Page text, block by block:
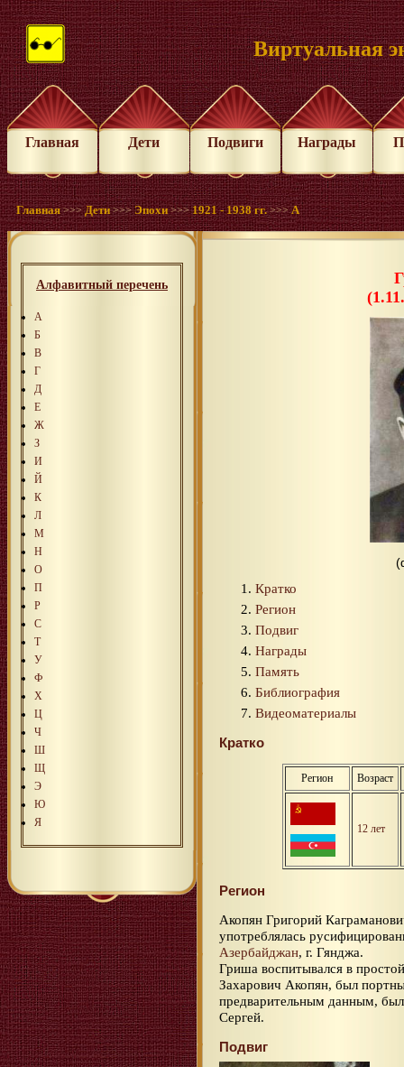
Виртуальная
Главная Дети Подвиги Награды
Главная >>>Дети >>>Эпохи >>>1921 - 1938 гг. >>>А
Алфавитный перечень
А
Б
В
Г
Д
Е
Ж
З
И
Й
К
Л
М
Н
О
П
Р
С
Т
У
Ф
Х
Ц
Ч
Ш
Щ
Э
Ю
Я
Кратко
Регион
Подвиг
Награды
Память
Библиография
Видеоматериалы
Кратко
Регион Возраст
12 лет
Регион
Акопян Григорий
употреблялась
Азербайджан, г. Гянджа.
Гриша воспитывался в
Захарович Акопян, был
предварительным данным,
Сергей.
Подвиг